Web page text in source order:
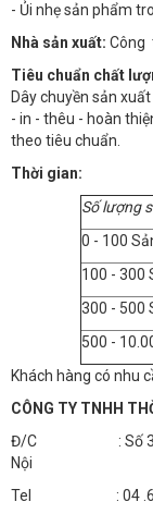
- Ủi nhẹ sản phẩm
Nhà sản xuất: Công
Tiêu chuẩn chất
Dây chuyền sản
- in - thêu - hoàn
theo tiêu chuẩn.
Thời gian:
Số lượng
0 - 100
100 - 300
300 - 500
500 -
Khách hàng có nhu
CÔNG TY TNHH
Đ/C : Số 3/3,
Nội
Tel : 04 .62